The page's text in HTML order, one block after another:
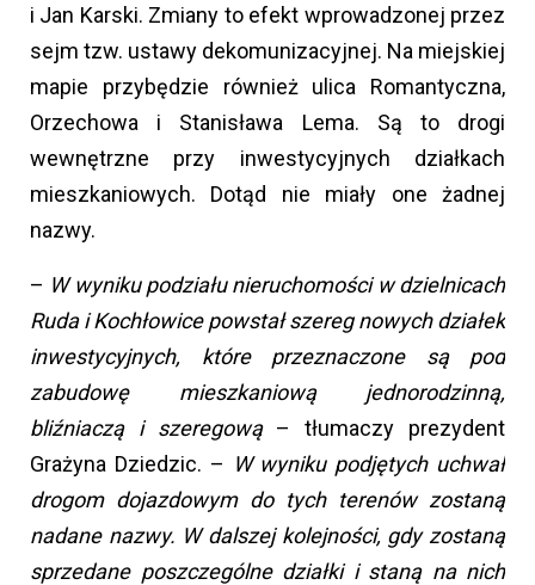
i Jan Karski. Zmiany to efekt wprowadzonej przez
sejm tzw. ustawy dekomunizacyjnej. Na miejskiej
mapie przybędzie również ulica Romantyczna,
Orzechowa i Stanisława Lema. Są to drogi
wewnętrzne przy inwestycyjnych działkach
mieszkaniowych. Dotąd nie miały one żadnej
nazwy.
– W wyniku podziału nieruchomości w dzielnicach
Ruda i Kochłowice powstał szereg nowych działek
inwestycyjnych, które przeznaczone są pod
zabudowę mieszkaniową jednorodzinną,
bliźniaczą i szeregową– tłumaczy prezydent
Grażyna Dziedzic. – W wyniku podjętych uchwał
drogom dojazdowym do tych terenów zostaną
nadane nazwy. W dalszej kolejności, gdy zostaną
sprzedane poszczególne działki i staną na nich